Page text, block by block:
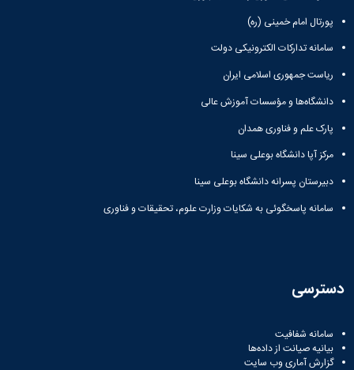
پورتال امام خمینی (ره)
سامانه تدارکات الکترونیکی دولت
ریاست جمهوری اسلامی ایران
دانشگاه‌ها و مؤسسات آموزش عالی
پارک علم و فناوری همدان
مرکز آپا دانشگاه بوعلی سینا
دبیرستان پسرانه دانشگاه بوعلی سینا
سامانه پاسخگوئی به شکایات وزارت علوم، تحقیقات و فناوری
دسترسی
سامانه شفافیت
بیانیه صیانت از داده‌ها
گزارش آماری وب‌ سایت